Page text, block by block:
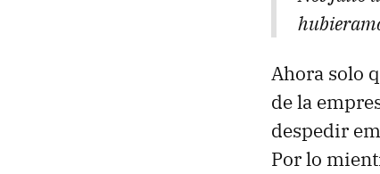
Ahora solo
de la
despedir
Por lo